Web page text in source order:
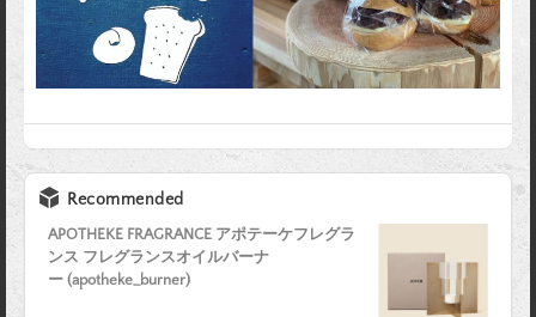
Recommended
APOTHEKE FRAGRANCE アポテーケフレグラ
ンス フレグランスオイルバーナ
ー (apotheke_burner)